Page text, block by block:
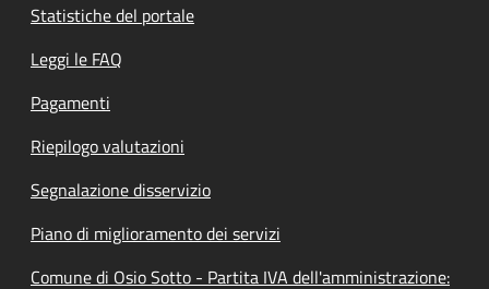
Statistiche del portale
Leggi le FAQ
Pagamenti
Riepilogo valutazioni
Segnalazione disservizio
Piano di miglioramento dei servizi
Comune di Osio Sotto - Partita IVA dell'amministrazione: